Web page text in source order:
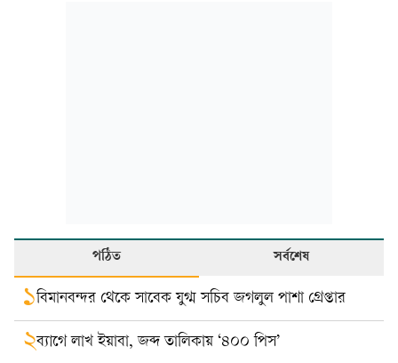
পঠিত সর্বশেষ
১বিমানবন্দর থেকে সাবেক যুগ্ম সচিব জগলুল পাশা গ্রেপ্তার
২ব্যাগে লাখ ইয়াবা, জব্দ তালিকায় ‘৪০০ পিস’